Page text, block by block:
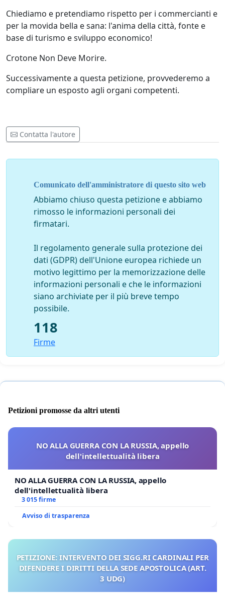
Chiediamo e pretendiamo rispetto per i commercianti e
per la movida bella e sana: l'anima della città, fonte e
base di turismo e sviluppo economico!
Crotone Non Deve Morire.
Successivamente a questa petizione, provvederemo a
compliare un esposto agli organi competenti.
Contatta l'autore
Comunicato dell'amministratore di questo sito web
Abbiamo chiuso questa petizione e abbiamo
rimosso le informazioni personali dei
firmatari.
Il regolamento generale sulla protezione dei
dati (GDPR) dell'Unione europea richiede un
motivo legittimo per la memorizzazione delle
informazioni personali e che le informazioni
siano archiviate per il più breve tempo
possibile.
118
Firme
Petizioni promosse da altri utenti
NO ALLA GUERRA CON LA RUSSIA, appello
dell'intellettualità libera
NO ALLA GUERRA CON LA RUSSIA, appello
dell'intellettualità libera
3 015 firme
Avviso di trasparenza
PETIZIONE: INTERVENTO DEI SIGG.RI CARDINALI PER
DIFENDERE I DIRITTI DELLA SEDE APOSTOLICA (ART.
3 UDG)